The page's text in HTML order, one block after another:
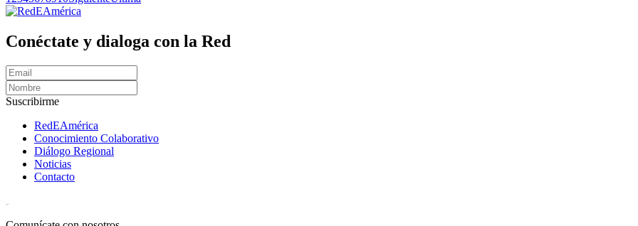
Conéctate y dialoga con la Red
Suscribirme
RedEAmérica
Conocimiento Colaborativo
Diálogo Regional
Noticias
Contacto